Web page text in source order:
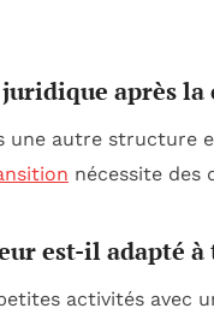
après la
une autre
nécessite des
est-il adapté à
activités avec